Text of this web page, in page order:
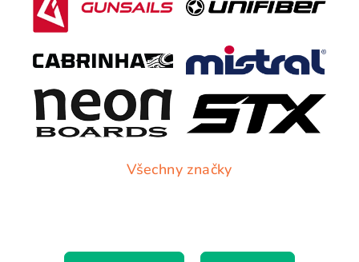
Všechny značky